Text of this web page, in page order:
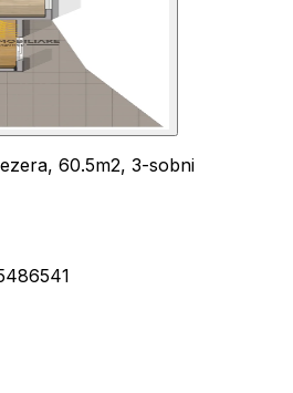
60.5m2, 3-sobni